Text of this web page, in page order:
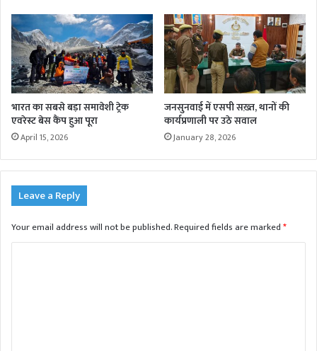
भारत का सबसे बड़ा समावेशी ट्रेक
एवरेस्ट बेस कैंप हुआ पूरा
April 15, 2026
जनसुनवाई में एसपी सख़्त, थानों की
कार्यप्रणाली पर उठे सवाल
January 28, 2026
Leave a Reply
Your email address will not be published.Required fields are marked*